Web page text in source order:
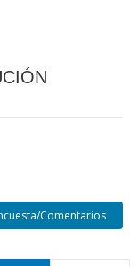
Comentarios